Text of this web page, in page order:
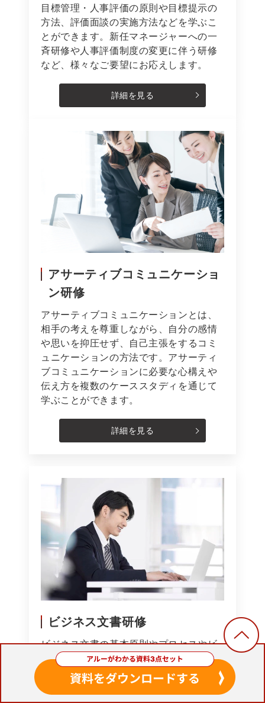
目標管理・人事評価の原則や目標提示の
方法、評価面談の実施方法などを学ぶこ
とができます。新任マネージャーへの一
斉研修や人事評価制度の変更に伴う研修
など、様々なご要望にお応えします。
詳細を見る
アサーティブコミュニケーショ
ン研修
アサーティブコミュニケーションとは、
相手の考えを尊重しながら、自分の感情
や思いを抑圧せず、自己主張をするコミ
ュニケーションの方法です。アサーティ
ブコミュニケーションに必要な心構えや
伝え方を複数のケーススタディを通じて
学ぶことができます。
詳細を見る
ビジネス文書研修
ビジネス文書の基本原則やプロセスやビ
ジネス文書の作成プロセス、文書の種類
別の作成方法録の作成方法を学ぶこと
で、相手を思いやったビジネス文書の作